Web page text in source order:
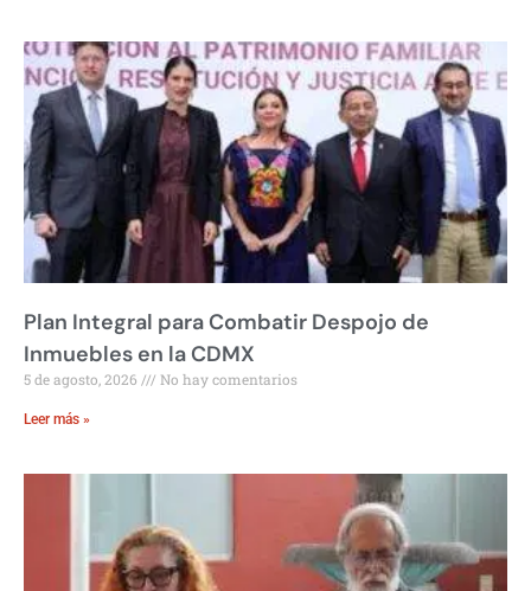
Plan Integral para Combatir Despojo de
Inmuebles en la CDMX
5 de agosto, 2026 No hay comentarios
Leer más »